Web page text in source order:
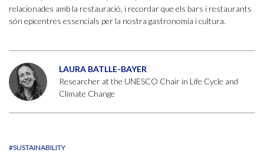
relacionades amb la restauració, i recordar que els bars i restaurants
són epicentres essencials per la nostra gastronomia i cultura.
LAURA BATLLE-BAYER
Researcher at the UNESCO Chair in Life Cycle and
Climate Change
#SUSTAINABILITY